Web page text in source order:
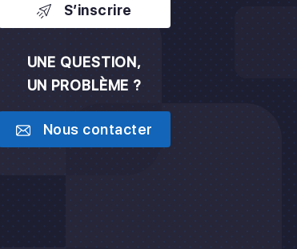
S’inscrire
UNE QUESTION,
UN PROBLÈME ?
Nous contacter